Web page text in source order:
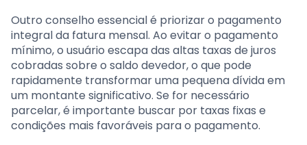
Outro conselho essencial é priorizar o pagamento
integral da fatura mensal. Ao evitar o pagamento
mínimo, o usuário escapa das altas taxas de juros
cobradas sobre o saldo devedor, o que pode
rapidamente transformar uma pequena dívida em
um montante significativo. Se for necessário
parcelar, é importante buscar por taxas fixas e
condições mais favoráveis para o pagamento.